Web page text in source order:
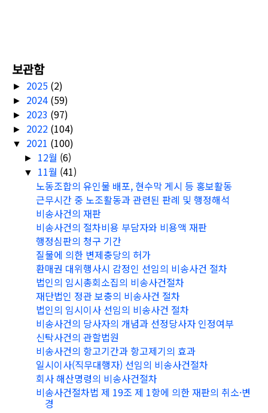
보관함
► 2025 (2)
► 2024 (59)
► 2023 (97)
► 2022 (104)
▼ 2021 (100)
► 12월 (6)
▼ 11월 (41)
노동조합의 유인물 배포, 현수막 게시 등 홍보활동
근무시간 중 노조활동과 관련된 판례 및 행정해석
비송사건의 재판
비송사건의 절차비용 부담자와 비용액 재판
행정심판의 청구 기간
질물에 의한 변제충당의 허가
환매권 대위행사시 감정인 선임의 비송사건 절차
법인의 임시총회소집의 비송사건절차
재단법인 정관 보충의 비송사건 절차
법인의 임시이사 선임의 비송사건 절차
비송사건의 당사자의 개념과 선정당사자 인정여부
신탁사건의 관할법원
비송사건의 항고기간과 항고제기의 효과
일시이사(직무대행자) 선임의 비송사건절차
회사 해산명령의 비송사건절차
비송사건절차법 제 19조 제 1항에 의한 재판의 취소·변
경